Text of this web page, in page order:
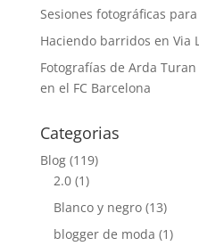
Sesiones fotográficas
Haciendo barridos en Via
Fotografías de Arda
en el FC Barcelona
Categorias
Blog(119)
2.0(1)
Blanco y negro(13)
blogger de moda (1)